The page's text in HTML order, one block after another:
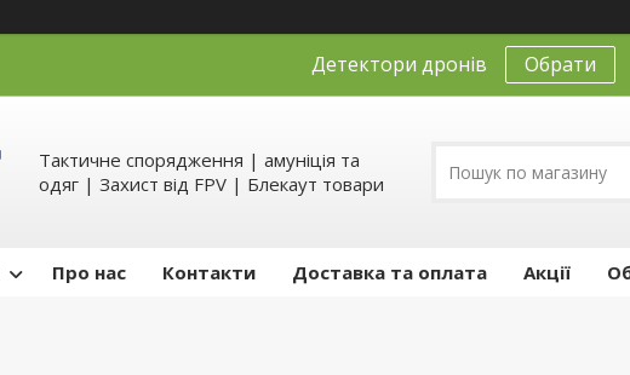
Детектори дронів Обрати
Тактичне спорядження | амуніція та
одяг | Захист від FPV | Блекаут товари
Про нас Контакти Доставка та оплата Акції